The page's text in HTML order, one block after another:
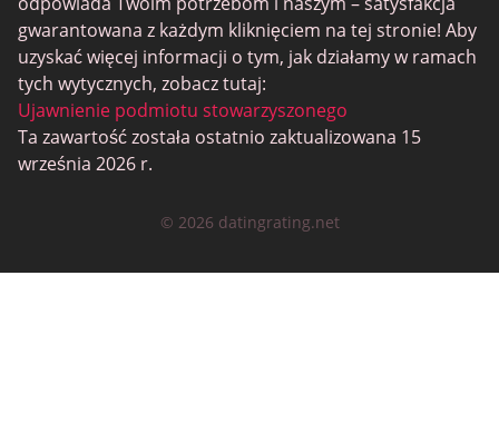
CatholicMatch
gwarantowana z każdym kliknięciem na tej stronie! Aby
uzyskać więcej informacji o tym, jak działamy w ramach
tych wytycznych, zobacz tutaj:
Ujawnienie podmiotu stowarzyszonego
Ta zawartość została ostatnio zaktualizowana 15
września 2026 r.
© 2026 datingrating.net